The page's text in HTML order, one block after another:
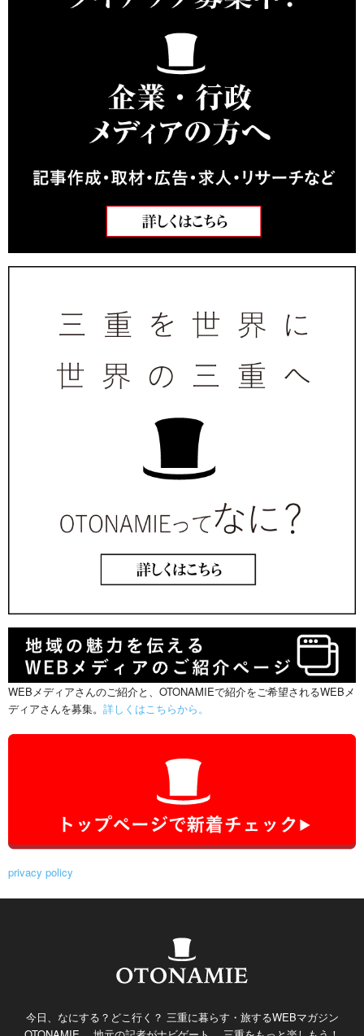
WEBメディアさんのご紹介と、OTONAMIEで紹介をご希望されるWEBメ
ディアさんを募集。 詳しくはこちらから。
privacy policy
今日、なにする？どこ行く？ 三重に暮らす・旅するWEBマガジン